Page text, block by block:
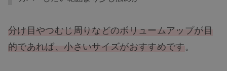
分け目やつむじ周りなどのボリュームアップが目
的であれば、小さいサイズがおすすめです。